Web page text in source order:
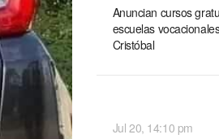
Anuncian cursos
escuelas
Cristóbal
Jul 20, 14:10 pm